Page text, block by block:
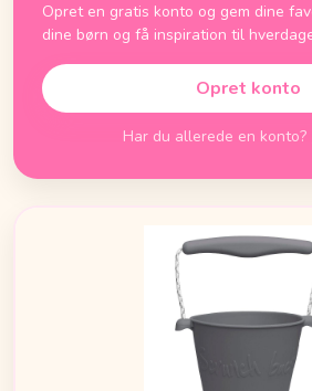
Opret en gratis konto og gem dine
dine børn og få inspiration til
Opret konto
Har du allerede en konto?